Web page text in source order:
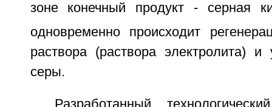
зоне конечный продукт - серная
одновременно происходит
раствора (раствора электролита) и
серы.
Разработанный